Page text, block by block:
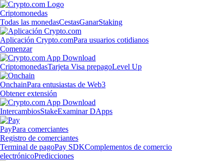
Criptomonedas
Todas las monedasCestasGanarStaking
Aplicación Crypto.comPara usuarios cotidianos
Comenzar
CriptomonedasTarjeta Visa prepagoLevel Up
OnchainPara entusiastas de Web3
Obtener extensión
IntercambiosStakeExaminar DApps
PayPara comerciantes
Registro de comerciantes
Terminal de pagoPay SDKComplementos de comercio
electrónicoPredicciones